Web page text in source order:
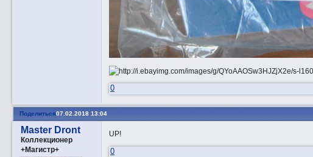
0
Поделиться07.02.2018 13:04
Master Dront
Коллекционер
+Магистр+
UP!
0